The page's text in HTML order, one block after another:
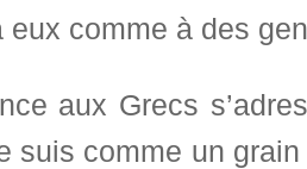
eux comme à des
aux Grecs
suis comme un